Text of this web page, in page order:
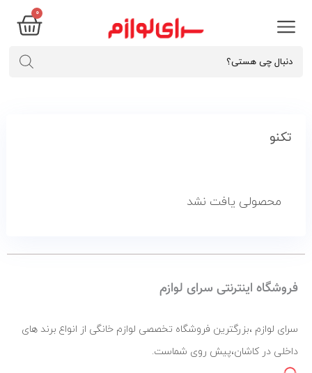
0
تکنو
محصولی یافت نشد
فروشگاه اینترنتی سرای لوازم
سرای لوازم ،بزرگترین فروشگاه تخصصی لوازم خانگی از انواع برند های
داخلی در کاشان،پیش روی شماست.